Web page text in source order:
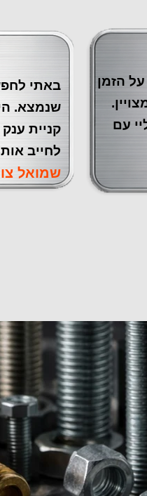
הזמן
עם
באתי
שנמצא.
קניית
לחייב
שמואל